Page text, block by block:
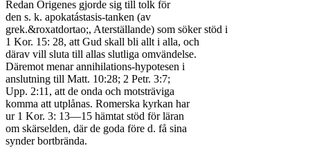
Redan Origenes gjorde sig till tolk för
den s. k. apokatástasis-tanken (av
grek.&roxatdortao;, Aterställande) som söker stöd i
1 Kor. 15: 28, att Gud skall bli allt i alla, och
därav vill sluta till allas slutliga omvändelse.
Däremot menar annihilations-hypotesen i
anslutning till Matt. 10:28; 2 Petr. 3:7;
Upp. 2:11, att de onda och motsträviga
komma att utplånas. Romerska kyrkan har
ur 1 Kor. 3: 13—15 hämtat stöd för läran
om skärselden, där de goda före d. få sina
synder bortbrända.